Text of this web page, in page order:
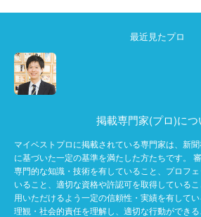
最近見たプロ
掲載専門家(プロ)につ
マイベストプロに掲載されている専門家は、新
に基づいた一定の基準を満たした方たちです。
専門的な知識・技術を有していること、プロフ
いること、適切な資格や許認可を取得している
用いただけるよう一定の信頼性・実績を有して
理観・社会的責任を理解し、適切な行動ができ